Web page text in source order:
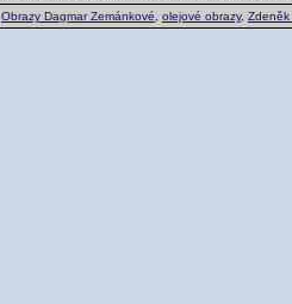
Obrazy Dagmar Zemánkové olejové obrazy, Zdeněk